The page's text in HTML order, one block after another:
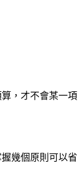
，才不會某一項
幾個原則可以省